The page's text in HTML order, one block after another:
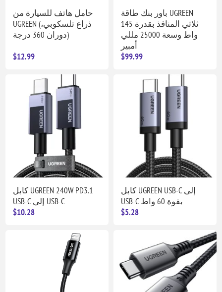
حامل هاتف للسيارة من
UGREEN (ذراع تلسكوبي،
دوران 360 درجة)
$12.99
باور بنك طاقة UGREEN
ثلاثي المنافذ بقدرة 145
واط وسعة 25000 مللي
أمبير
$99.99
كابل UGREEN 240W PD3.1
USB-C إلى USB-C
$10.28
كابل UGREEN USB-C إلى
USB-C بقوة 60 واط
$5.28